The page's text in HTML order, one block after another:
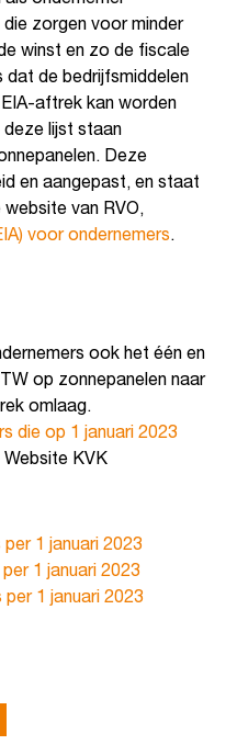
die zorgen voor minder
winst en zo de fiscale
dat de bedrijfsmiddelen
aftrek kan worden
deze lijst staan
Deze
en aangepast, en staat
van RVO,
voor ondernemers.
ook het één en
op zonnepanelen naar
omlaag.
die op 1 januari 2023
Website KVK
1 januari 2023
1 januari 2023
1 januari 2023